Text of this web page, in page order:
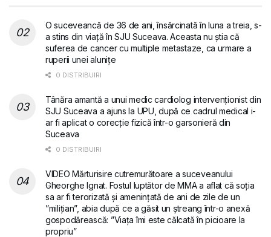
O suceveancă de 36 de ani, însărcinată în luna a treia, s-
a stins din viață în SJU Suceava. Aceasta nu știa că
suferea de cancer cu multiple metastaze, ca urmare a
ruperii unei alunițe
0 DISTRIBUIRI
Tânăra amantă a unui medic cardiolog intervenționist din
SJU Suceava a ajuns la UPU, după ce cadrul medical i-
ar fi aplicat o corecție fizică într-o garsonieră din
Suceava
0 DISTRIBUIRI
VIDEO Mărturisire cutremurătoare a suceveanului
Gheorghe Ignat. Fostul luptător de MMA a aflat că soția
sa ar fi terorizată și amenințată de ani de zile de un
”milițian”, abia după ce a găsit un ștreang într-o anexă
gospodărească: ”Viața îmi este călcată în picioare la
propriu”